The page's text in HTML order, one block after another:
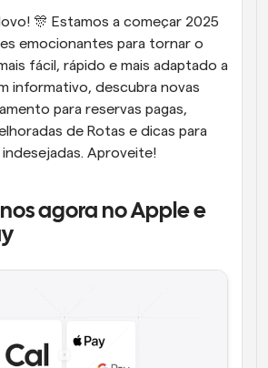
potenciado com chamadas
por IA
e lembretes
com as últimas notícias e
Dinâmico
de forma fluida com várias pessoas
🎊 Estamos a começar 2025
emocionantes para tornar o
fácil, rápido e mais adaptado a
informativo, descubra novas
para reservas pagas,
de Rotas e dicas para
Aproveite!
agora no Apple e